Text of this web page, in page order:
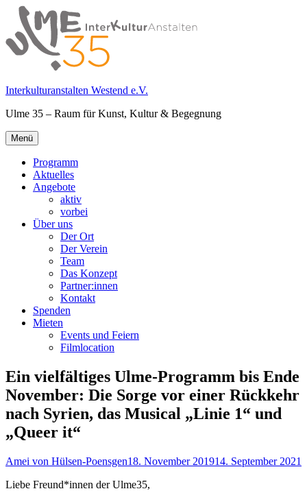
Springe
zum
Inhalt
Interkulturanstalten Westend e.V.
Ulme 35 – Raum für Kunst, Kultur & Begegnung
Primäres
Menü
Menü
Programm
Aktuelles
Angebote
aktiv
vorbei
Über uns
Der Ort
Der Verein
Team
Das Konzept
Partner:innen
Kontakt
Spenden
Mieten
Events und Feiern
Filmlocation
Ein vielfältiges Ulme-Programm bis Ende
November: Die Sorge vor einer Rückkehr
nach Syrien, das Musical „Linie 1“ und
„Queer it“
Autor
Amei von Hülsen-PoensgenVeröffentlicht
18. November 201914. September 2021
Liebe Freund*innen der Ulme35,